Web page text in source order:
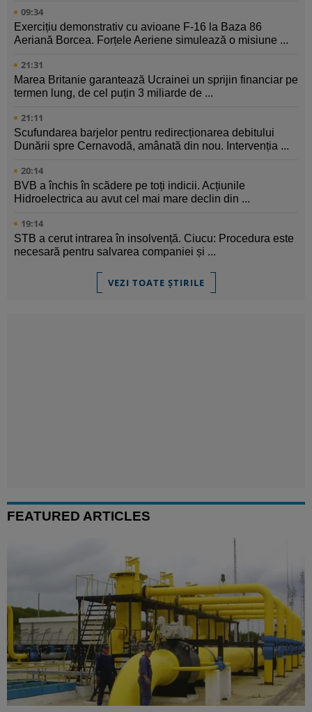
09:34
Exercițiu demonstrativ cu avioane F-16 la Baza 86
Aeriană Borcea. Forțele Aeriene simulează o misiune ...
21:31
Marea Britanie garantează Ucrainei un sprijin financiar pe
termen lung, de cel puțin 3 miliarde de ...
21:11
Scufundarea barjelor pentru redirecționarea debitului
Dunării spre Cernavodă, amânată din nou. Intervenția ...
20:14
BVB a închis în scădere pe toți indicii. Acțiunile
Hidroelectrica au avut cel mai mare declin din ...
19:14
STB a cerut intrarea în insolvență. Ciucu: Procedura este
necesară pentru salvarea companiei și ...
VEZI TOATE ȘTIRILE
FEATURED ARTICLES